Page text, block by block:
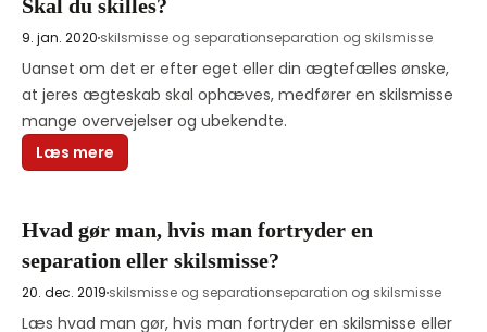
Skal du skilles?
9. jan. 2020 skilsmisse og separationseparation og skilsmisse
Uanset om det er efter eget eller din ægtefælles ønske,
at jeres ægteskab skal ophæves, medfører en skilsmisse
mange overvejelser og ubekendte.
Læs mere
Hvad gør man, hvis man fortryder en
separation eller skilsmisse?
20. dec. 2019 skilsmisse og separationseparation og skilsmisse
Læs hvad man gør, hvis man fortryder en skilsmisse eller